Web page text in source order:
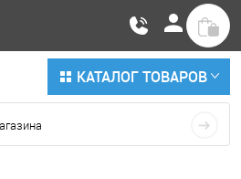
КАТАЛОГ ТОВАРОВ